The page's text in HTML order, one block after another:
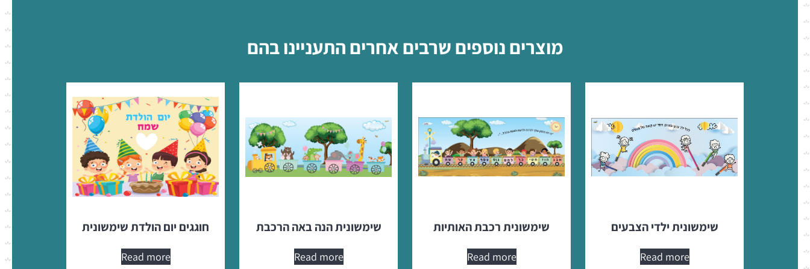
מוצרים נוספים שרבים אחרים התעניינו בהם
שימשונית ילדי הצבעים
Read more
שימשונית רכבת האותיות
Read more
שימשונית הנה באה הרכבת
Read more
חוגגים יום הולדת שימשונית
Read more